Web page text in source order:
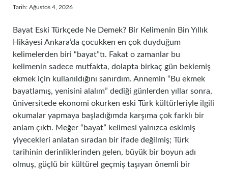
Tarih: Ağustos 4, 2026
Bayat Eski Türkçede Ne Demek? Bir Kelimenin Bin Yıllık
Hikâyesi Ankara’da çocukken en çok duyduğum
kelimelerden biri “bayat”tı. Fakat o zamanlar bu
kelimenin sadece mutfakta, dolapta birkaç gün beklemiş
ekmek için kullanıldığını sanırdım. Annemin “Bu ekmek
bayatlamış, yenisini alalım” dediği günlerden yıllar sonra,
üniversitede ekonomi okurken eski Türk kültürleriyle ilgili
okumalar yapmaya başladığımda karşıma çok farklı bir
anlam çıktı. Meğer “bayat” kelimesi yalnızca eskimiş
yiyecekleri anlatan sıradan bir ifade değilmiş; Türk
tarihinin derinliklerinden gelen, büyük bir boyun adı
olmuş, güçlü bir kültürel geçmiş taşıyan önemli bir